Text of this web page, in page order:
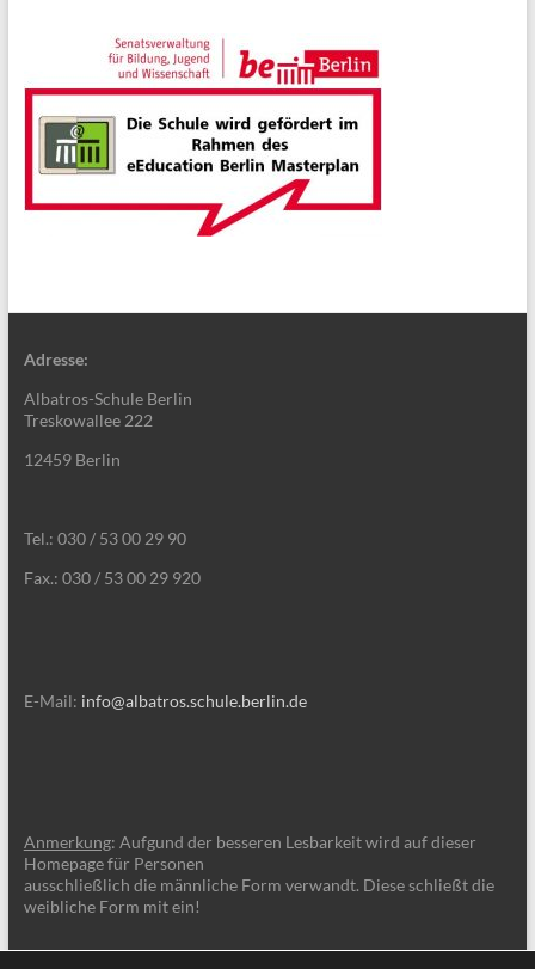
Adresse:
Albatros-Schule Berlin
Treskowallee 222
12459 Berlin
Tel.: 030 / 53 00 29 90
Fax.: 030 / 53 00 29 920
E-Mail: info@albatros.schule.berlin.de
Anmerkung: Aufgund der besseren Lesbarkeit wird auf dieser
Homepage für Personen
ausschließlich die männliche Form verwandt. Diese schließt die
weibliche Form mit ein!